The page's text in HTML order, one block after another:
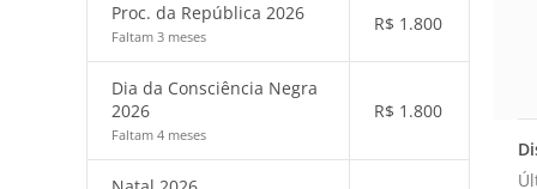
Proc. da República 2026
Faltam 3 meses
R$ 1.800
Dia da Consciência Negra
2026
Faltam 4 meses
R$ 1.800